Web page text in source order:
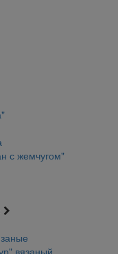
с жемчугом"
вязаный